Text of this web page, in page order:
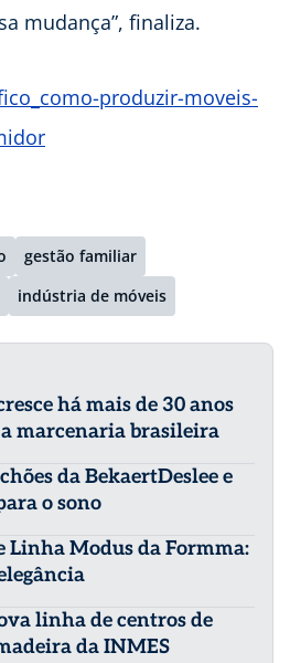
mudança”, finaliza.
gestão familiar
indústria de móveis
há mais de 30 anos
marcenaria brasileira
da BekaertDeslee e
o sono
Linha Modus da Formma:
linha de centros de
da INMES